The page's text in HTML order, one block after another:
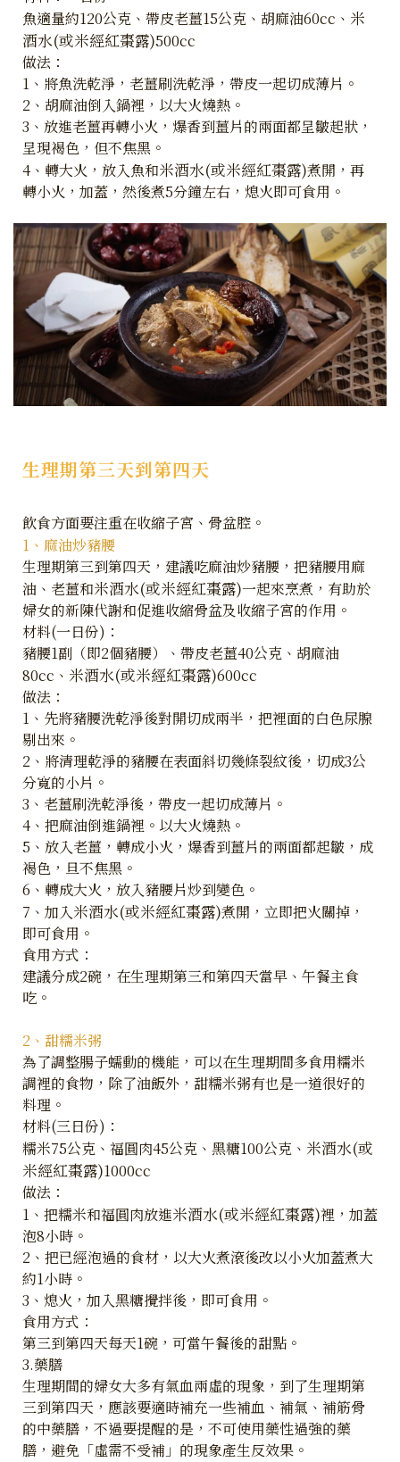
魚適量約120公克、帶皮老薑15公克、胡麻油60cc、 米
酒水(或米經紅棗露)500cc
做法：
1、將魚洗乾淨，老薑刷洗乾淨，帶皮一起切成薄片。
2、胡麻油倒入鍋裡，以大火燒熱。
3、放進老薑再轉小火，爆香到薑片的兩面都呈皺起狀，
呈現褐色，但不焦黑。
4、轉大火，放入魚和米酒水(或米經紅棗露)煮開，再
轉小火，加蓋，然後煮5分鐘左右，熄火即可食用。
生理期第三天到第四天
飲食方面要注重在收縮子宮、骨盆腔。
1、麻油炒豬腰
生理期第三到第四天，建議吃麻油炒豬腰，把豬腰用麻
油、老薑和米酒水(或米經紅棗露)一起來烹煮，有助於
婦女的新陳代謝和促進收縮骨盆及收縮子宮的作用。
材料(一日份)：
豬腰1副（即2個豬腰）、帶皮老薑40公克、胡麻油
80cc、 米酒水(或米經紅棗露)600cc
做法：
1、先將豬腰洗乾淨後對開切成兩半，把裡面的白色尿腺
剔出來。
2、將清理乾淨的豬腰在表面斜切幾條裂紋後，切成3公
分寬的小片。
3、老薑刷洗乾淨後，帶皮一起切成薄片。
4、把麻油倒進鍋裡。以大火燒熱。
5、放入老薑，轉成小火，爆香到薑片的兩面都起皺，成
褐色，旦不焦黑。
6、轉成大火，放入豬腰片炒到變色。
7、加入米酒水(或米經紅棗露)煮開，立即把火關掉，
即可食用。
食用方式：
建議分成2碗，在生理期第三和第四天當早、午餐主食
吃。
2、甜糯米粥
為了調整腸子蠕動的機能，可以在生理期間多食用糯米
調裡的食物，除了油飯外，甜糯米粥有也是一道很好的
料理。
材料(三日份)：
糯米75公克、福圓肉45公克、黑糖100公克、 米酒水(或
米經紅棗露)1000cc
做法：
1、把糯米和福圓肉放進米酒水(或米經紅棗露)裡，加蓋
泡8小時。
2、把已經泡過的食材，以大火煮滾後改以小火加蓋煮大
約1小時。
3、熄火，加入黑糖攪拌後，即可食用。
食用方式：
第三到第四天每天1碗，可當午餐後的甜點。
3.藥膳
生理期間的婦女大多有氣血兩虛的現象，到了生理期第
三到第四天，應該要適時補充一些補血、補氣、補筋骨
的中藥膳，不過要提醒的是，不可使用藥性過強的藥
膳，避免「虛需不受補」的現象產生反效果。